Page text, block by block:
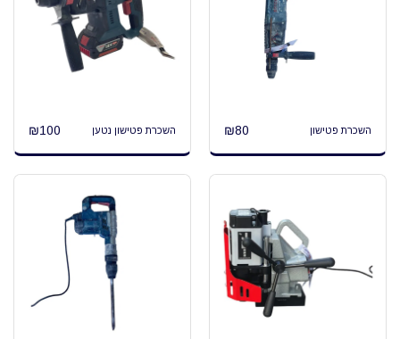
השכרת פטישון ₪80 השכרת פטישון נטען ₪100